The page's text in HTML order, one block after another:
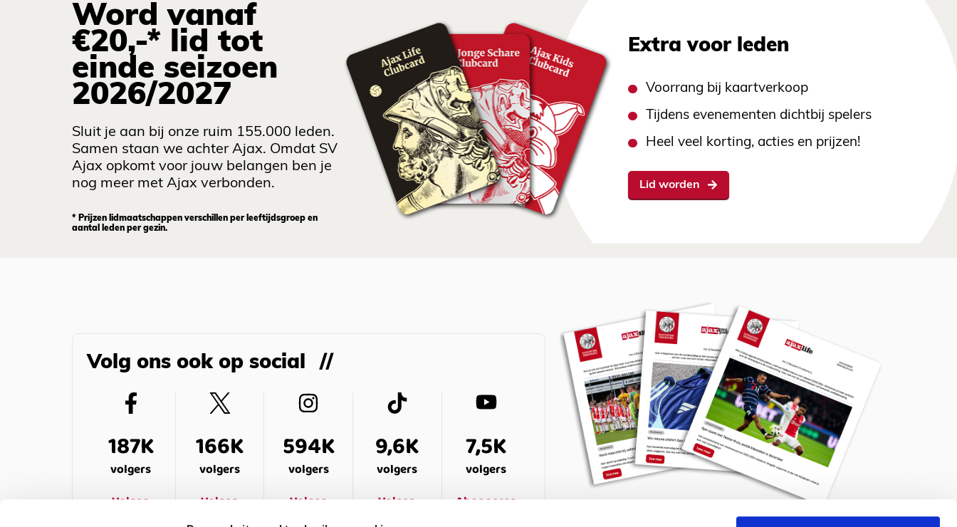
Word vanaf
€20,-* lid tot
einde seizoen
2026/2027
Sluit je aan bij onze ruim 155.000 leden.
Samen staan we achter Ajax. Omdat SV
Ajax opkomt voor jouw belangen ben je
nog meer met Ajax verbonden.
* Prijzen lidmaatschappen verschillen per leeftijdsgroep en
aantal leden per gezin.
Extra voor leden
Voorrang bij kaartverkoop
Tijdens evenementen dichtbij spelers
Heel veel korting, acties en prijzen!
Lid worden
Volg ons ook op social
187K
volgers
Volgen
166K
volgers
Volgen
594K
volgers
Volgen
9,6K
volgers
Volgen
7,5K
volgers
Abonneren